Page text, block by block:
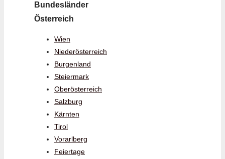
Bundesländer
Österreich
Wien
Niederösterreich
Burgenland
Steiermark
Oberösterreich
Salzburg
Kärnten
Tirol
Vorarlberg
Feiertage